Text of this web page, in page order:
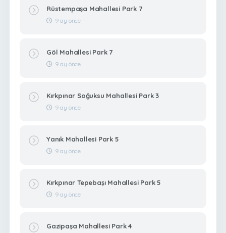
Rüstempaşa Mahallesi Park 7
9 ay önce
Göl Mahallesi Park 7
9 ay önce
Kırkpınar Soğuksu Mahallesi Park 3
9 ay önce
Yanık Mahallesi Park 5
9 ay önce
Kırkpınar Tepebaşı Mahallesi Park 5
9 ay önce
Gazipaşa Mahallesi Park 4